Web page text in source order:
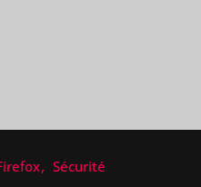
Sécurité